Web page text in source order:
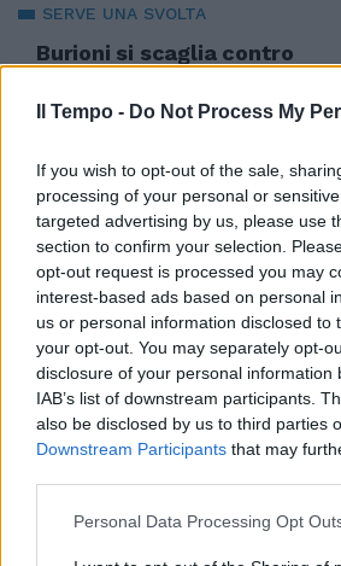
Il Tempo - Do Not Process My
If you wish to opt-out of the sale,
processing of your personal or
targeted advertising by us, please use
section to confirm your selection.
opt-out request is processed you may
interest-based ads based on personal
us or personal information disclosed to
your opt-out. You may separately opt-
disclosure of your personal information
IAB’s list of downstream participants.
also be disclosed by us to third parties
Downstream Participants that may
Personal Data Processing Opt
SERVE UNA SVOLTA
Burioni si scaglia contro
Speranza: basta
o sarà lockdown
L'APPELLO DEL VIROLOGO
Burioni choc sul green pass:
danni gravi dai tamponi,
vaccini
15/11/2021
"POETA" QUASI ANONIMO
Insulti tremendi, Burioni
tutto sui social. Ma non ha
da dove arrivano...
12/11/2021